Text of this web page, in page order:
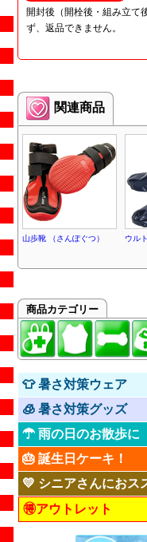
開封後（開栓後・組み立て
ず、返品できません。
関連商品
山歩靴 （さんぽぐつ） ウル
商品カテゴリー
👕 暑さ対策ウェア
🧊 暑さ対策グッズ
☂ 雨の日のお散歩に
🎂 誕生日ケーキ！
💛 シニアさんにおス
🉐アウトレット